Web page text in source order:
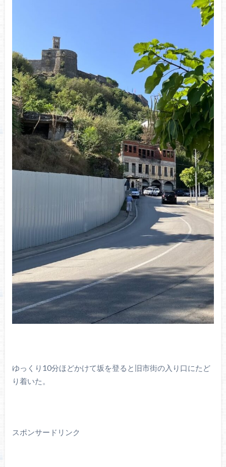
ゆっくり10分ほどかけて坂を登ると旧市街の入り口にたど
り着いた。
スポンサードリンク